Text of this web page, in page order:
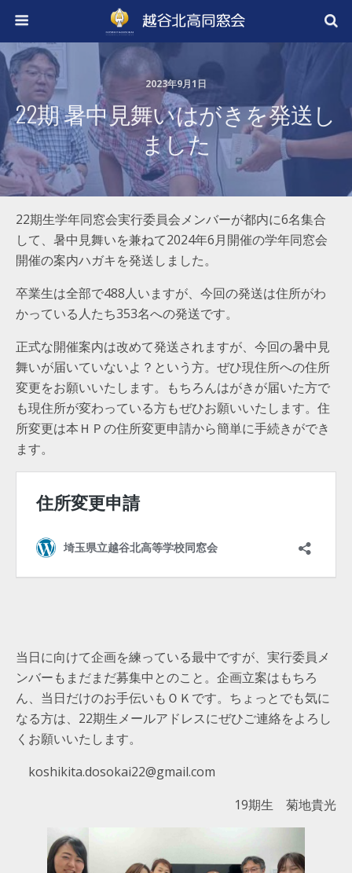
2023年9月1日
22期 暑中見舞いはがきを発送し
ました
22期生学年同窓会実行委員会メンバーが都内に6名集合
して、暑中見舞いを兼ねて2024年6月開催の学年同窓会
開催の案内ハガキを発送しました。
卒業生は全部で488人いますが、今回の発送は住所がわ
かっている人たち353名への発送です。
正式な開催案内は改めて発送されますが、今回の暑中見
舞いが届いていないよ？という方。ぜひ現住所への住所
変更をお願いいたします。もちろんはがきが届いた方で
も現住所が変わっている方もぜひお願いいたします。住
所変更は本ＨＰの住所変更申請から簡単に手続きができ
ます。
当日に向けて企画を練っている最中ですが、実行委員メ
ンバーもまだまだ募集中とのこと。企画立案はもちろ
ん、当日だけのお手伝いもＯＫです。ちょっとでも気に
なる方は、22期生メールアドレスにぜひご連絡をよろし
くお願いいたします。
koshikita.dosokai22@gmail.com
19期生 菊地貴光